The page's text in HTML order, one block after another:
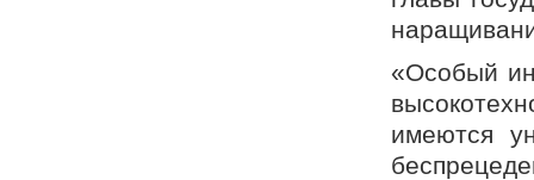
«Особый
имеются